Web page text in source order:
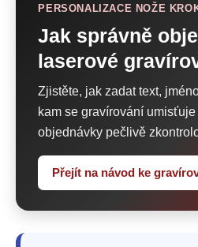
PERSONALIZACE NOŽE
Jak správně
laserové
Zjistěte, jak zadat text,
kam se gravírování
objednávky pečlivě
Přejít na návod ke